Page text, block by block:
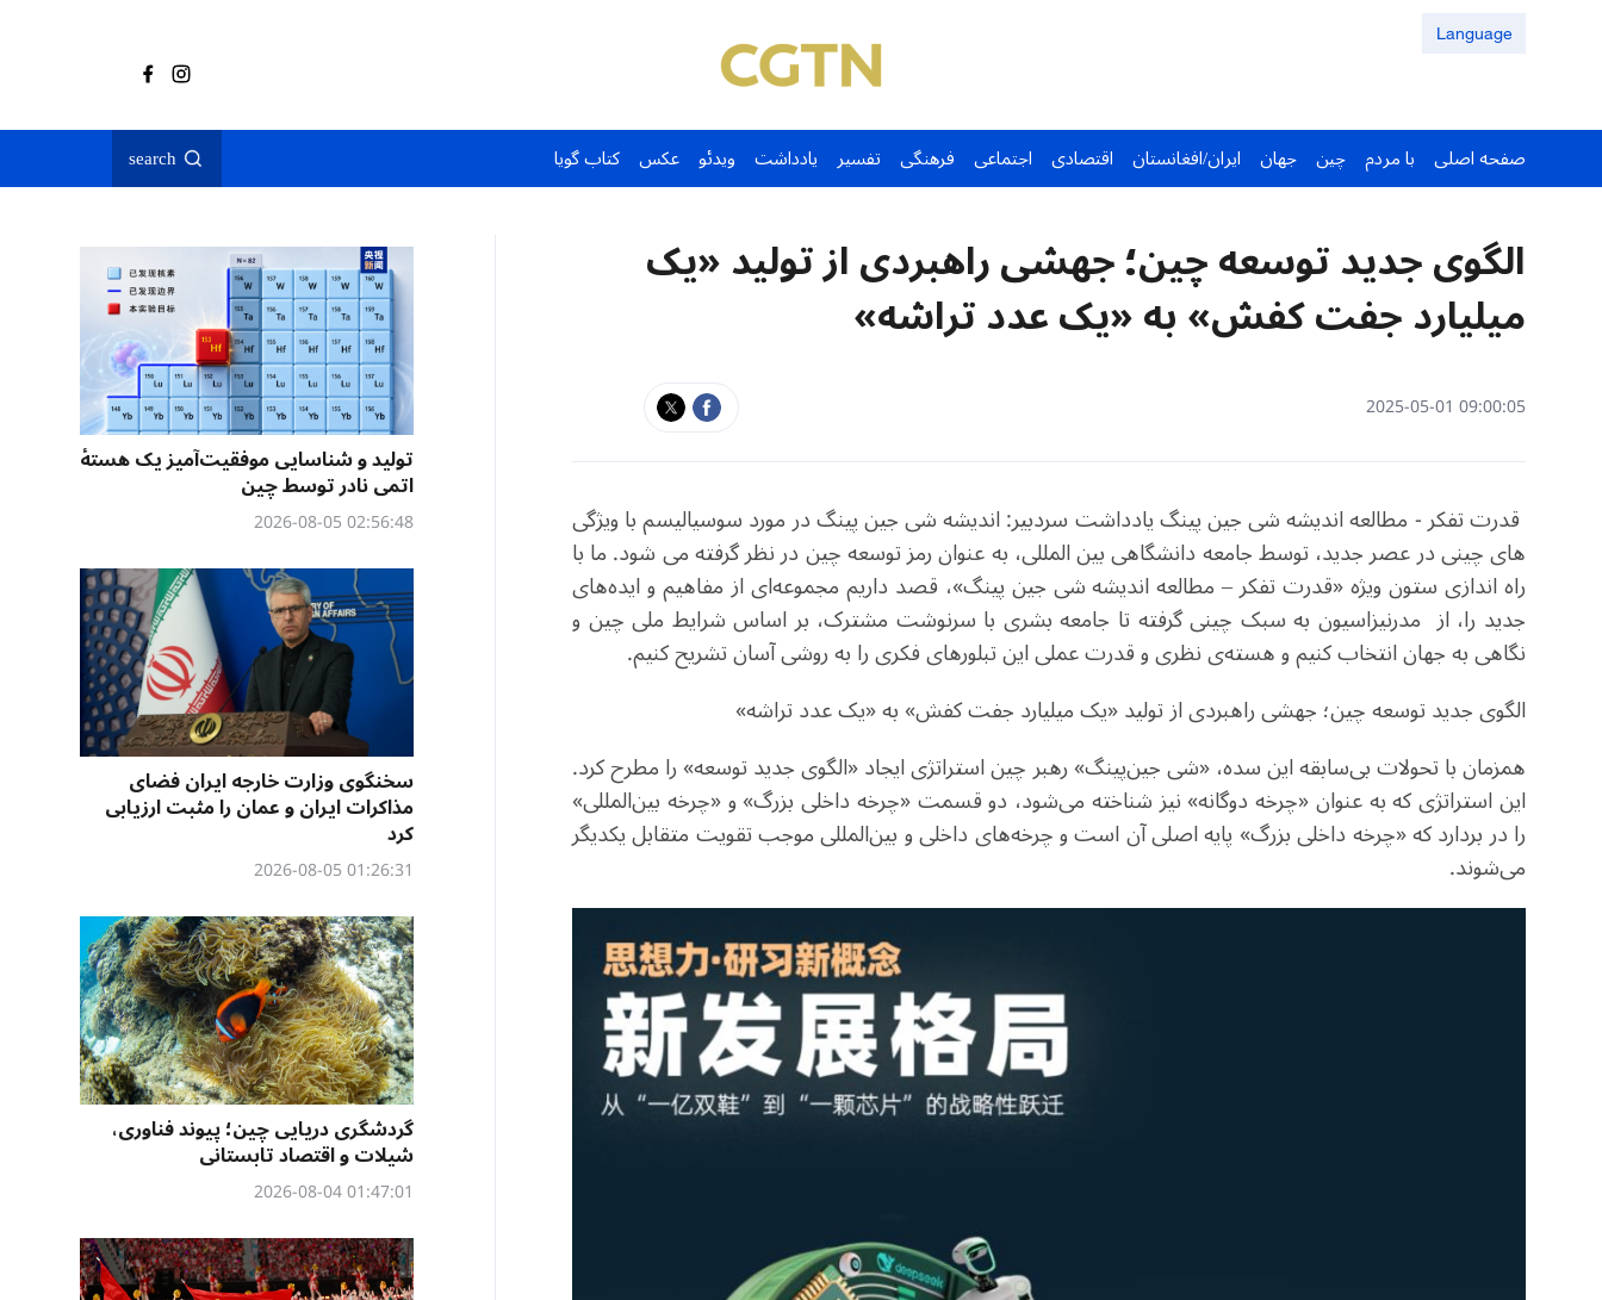
Language
صفحه اصلی با مردم چین جهان ایران/افغانستان اقتصادی اجتماعی فرهنگی تفسیر یادداشت ویدئو عکس کتاب گویا search
الگوی جدید توسعه چین؛ جهشی راهبردی از تولید «یک
میلیارد جفت کفش» به «یک عدد تراشه»
09:00:05 2025-05-01
قدرت تفکر - مطالعه اندیشه شی جین پینگ یادداشت سردبیر: اندیشه شی جین پینگ در مورد سوسیالیسم با ویژگی
های چینی در عصر جدید، توسط جامعه دانشگاهی بین المللی، به عنوان رمز توسعه چین در نظر گرفته می شود. ما با
راه اندازی ستون ویژه «قدرت تفکر – مطالعه اندیشه شی جین پینگ»، قصد داریم مجموعه‌ای از مفاهیم و ایده‌های
جدید را، از مدرنیزاسیون به ‌سبک چینی گرفته تا جامعه‌ بشری با سرنوشت مشترک، بر اساس شرایط ملی چین و
نگاهی به جهان انتخاب کنیم و هسته‌ی نظری و قدرت عملی این تبلورهای فکری را به روشی آسان تشریح کنیم.
الگوی جدید توسعه چین؛ جهشی راهبردی از تولید «یک میلیارد جفت کفش» به «یک عدد تراشه»
همزمان با تحولات بی‌سابقه این سده، «شی جین‌پینگ» رهبر چین استراتژی ایجاد «الگوی جدید توسعه» را مطرح کرد.
این استراتژی که به عنوان «چرخه دوگانه» نیز شناخته می‌شود، دو قسمت «چرخه داخلی بزرگ» و «چرخه بین‌المللی»
را در بردارد که «چرخه داخلی بزرگ» پایه اصلی آن است و چرخه‌های داخلی و بین‌المللی موجب تقویت متقابل یکدیگر
می‌شوند.
تولید و شناسایی موفقیت‌آمیز یک هستهٔ
اتمی نادر توسط چین
02:56:48 2026-08-05
سخنگوی وزارت خارجه ایران فضای
مذاکرات ایران و عمان را مثبت ارزیابی
کرد
01:26:31 2026-08-05
گردشگری دریایی چین؛ پیوند فناوری،
شیلات و اقتصاد تابستانی
01:47:01 2026-08-04